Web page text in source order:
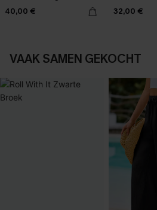
40,00 € 32,00 €
VAAK SAMEN GEKOCHT